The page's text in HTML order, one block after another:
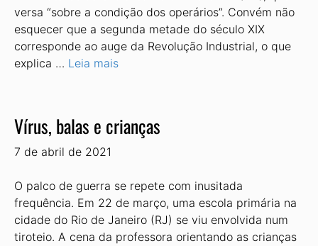
versa “sobre a condição dos operários”. Convém não
esquecer que a segunda metade do século XIX
corresponde ao auge da Revolução Industrial, o que
explica … Leia mais
Vírus, balas e crianças
7 de abril de 2021
O palco de guerra se repete com inusitada
frequência. Em 22 de março, uma escola primária na
cidade do Rio de Janeiro (RJ) se viu envolvida num
tiroteio. A cena da professora orientando as crianças